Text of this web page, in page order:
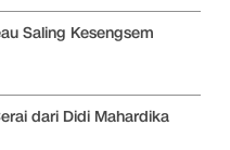
Saling Kesengsem
dari Didi Mahardika